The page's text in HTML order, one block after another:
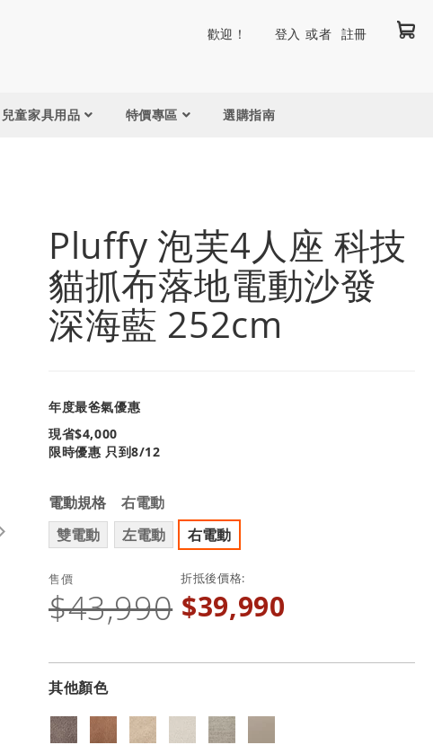
我
歡迎！ 登入 註冊
兒童家具用品 特價專區 選購指南
Pluffy 泡芙4人座 科技
貓抓布落地電動沙發
深海藍 252cm
年度最爸氣優惠
現省$4,000
限時優惠 只到8/12
電動規格
右電動
雙電動
左電動 右電動
折抵後價格
$39,990
售價
$43,990
其他顏色